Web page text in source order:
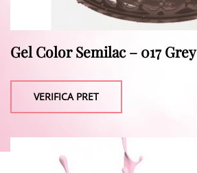
Gel Color Semilac – 017 Grey
VERIFICA PRET